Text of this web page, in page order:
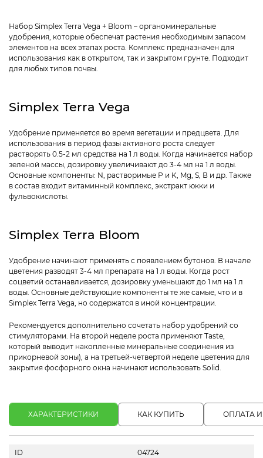
Набор Simplex Terra Vega + Bloom – органоминеральные
удобрения, которые обеспечат растения необходимым запасом
элементов на всех этапах роста. Комплекс предназначен для
использования как в открытом, так и закрытом грунте. Подходит
для любых типов почвы.
Simplex Terra Vega
Удобрение применяется во время вегетации и предцвета. Для
использования в период фазы активного роста следует
растворять 0.5-2 мл средства на 1 л воды. Когда начинается набор
зеленой массы, дозировку увеличивают до 3-4 мл на 1 л воды.
Основные компоненты: N, растворимые P и K, Mg, S, В и др. Также
в состав входит витаминный комплекс, экстракт юкки и
фульвокислоты.
Simplex Terra Bloom
Удобрение начинают применять с появлением бутонов. В начале
цветения разводят 3-4 мл препарата на 1 л воды. Когда рост
соцветий останавливается, дозировку уменьшают до 1 мл на 1 л
воды. Основные действующие компоненты те же самые, что и в
Simplex Terra Vega, но содержатся в иной концентрации.
Рекомендуется дополнительно сочетать набор удобрений со
стимуляторами. На второй неделе роста применяют Taste,
который выводит накопленные минеральные соединения из
прикорневой зоны), а на третьей-четвертой неделе цветения для
закрытия фосфорного окна начинают использовать Solid.
ХАРАКТЕРИСТИКИ КАК КУПИТЬ ОПЛАТА
ID
04724